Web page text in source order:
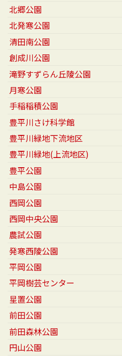
北郷公園
北発寒公園
清田南公園
創成川公園
滝野すずらん丘陵公園
月寒公園
手稲稲積公園
豊平川さけ科学館
豊平川緑地下流地区
豊平川緑地(上流地区)
豊平公園
中島公園
西岡公園
西岡中央公園
農試公園
発寒西陵公園
平岡公園
平岡樹芸センター
星置公園
前田公園
前田森林公園
円山公園